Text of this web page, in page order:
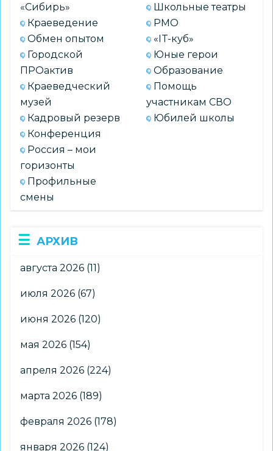
«Сибирь»
Краеведение
Обмен опытом
Городской
ПРОактив
Краеведческий
музей
Кадровый резерв
Конференция
Россия – мои
горизонты
Профильные
смены
Школьные театры
РМО
«IT-куб»
Юные герои
Образование
Помощь
участникам СВО
Юбилей школы
АРХИВ
августа 2026 (11)
июля 2026 (67)
июня 2026 (120)
мая 2026 (154)
апреля 2026 (224)
марта 2026 (189)
февраля 2026 (178)
января 2026 (124)